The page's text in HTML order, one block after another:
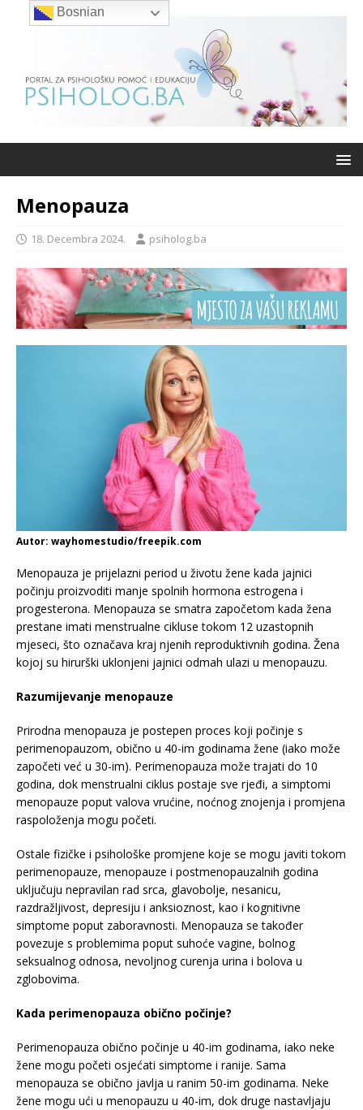
Menopauza
18. Decembra 2024. psiholog.ba
Autor: wayhomestudio/freepik.com
Menopauza je prijelazni period u životu žene kada jajnici
počinju proizvoditi manje spolnih hormona estrogena i
progesterona. Menopauza se smatra započetom kada žena
prestane imati menstrualne cikluse tokom 12 uzastopnih
mjeseci, što označava kraj njenih reproduktivnih godina. Žena
kojoj su hirurški uklonjeni jajnici odmah ulazi u menopauzu.
Razumijevanje menopauze
Prirodna menopauza je postepen proces koji počinje s
perimenopauzom, obično u 40-im godinama žene (iako može
započeti već u 30-im). Perimenopauza može trajati do 10
godina, dok menstrualni ciklus postaje sve rjeđi, a simptomi
menopauze poput valova vrućine, noćnog znojenja i promjena
raspoloženja mogu početi.
Ostale fizičke i psihološke promjene koje se mogu javiti tokom
perimenopauze, menopauze i postmenopauzalnih godina
uključuju nepravilan rad srca, glavobolje, nesanicu,
razdražljivost, depresiju i anksioznost, kao i kognitivne
simptome poput zaboravnosti. Menopauza se također
povezuje s problemima poput suhoće vagine, bolnog
seksualnog odnosa, nevoljnog curenja urina i bolova u
zglobovima.
Kada perimenopauza obično počinje?
Perimenopauza obično počinje u 40-im godinama, iako neke
žene mogu početi osjećati simptome i ranije. Sama
menopauza se obično javlja u ranim 50-im godinama. Neke
žene mogu ući u menopauzu u 40-im, dok druge nastavljaju
Bosnian